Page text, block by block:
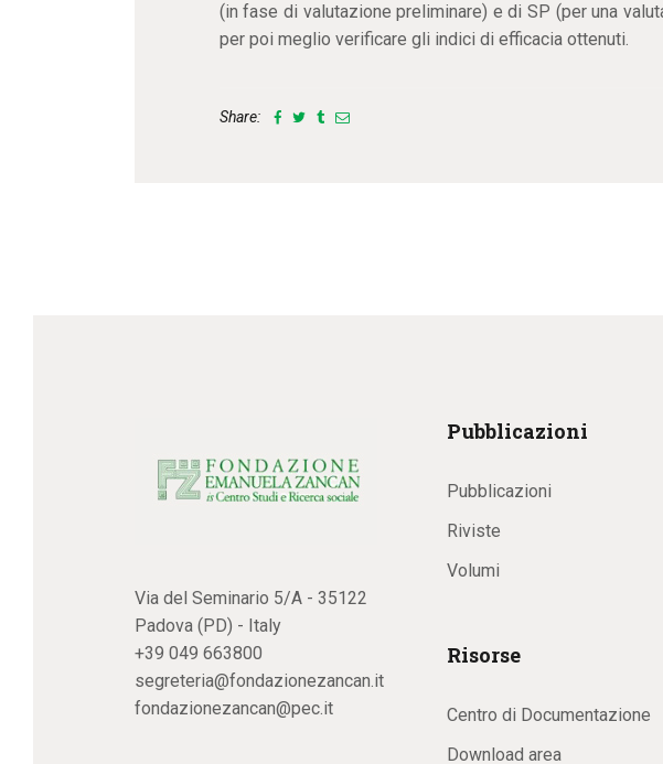
(in fase di valutazione preliminare) e di SP (per una
per poi meglio verificare gli indici di efficacia ottenuti.
Share:
Via del Seminario 5/A - 35122
Padova (PD) - Italy
+39 049 663800
segreteria@fondazionezancan.it
fondazionezancan@pec.it
Pubblicazioni
Pubblicazioni
Riviste
Volumi
Risorse
Centro di Documentazione
Download area